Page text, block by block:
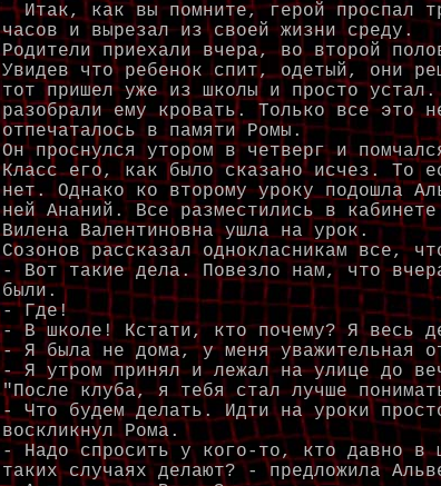
Итак, как вы помните, герой проспал
часов и вырезал из своей жизни среду.
Родители приехали вчера, во второй
Увидев что ребенок спит, одетый, они
тот пришел уже из школы и просто устал.
разобрали ему кровать. Только все это
отпечаталось в памяти Ромы.
Он проснулся утором в четверг и
Класс его, как было сказано исчез. То
нет. Однако ко второму уроку подошла
ней Ананий. Все разместились в кабинете
Вилена Валентиновна ушла на урок.
Созонов рассказал однокласникам все,
- Вот такие дела. Повезло нам, что
были.
- Где!
- В школе! Кстати, кто почему? Я весь
- Я была не дома, у меня уважительная
- Я утром принял и лежал на улице до
"После клуба, я тебя стал лучше
- Что будем делать. Идти на уроки
воскликнул Рома.
- Надо спросить у кого-то, кто давно в
таких случаях делают? - предложила